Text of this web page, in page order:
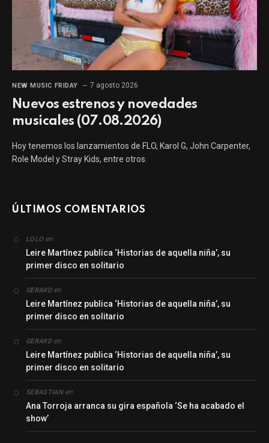
NEW MUSIC FRIDAY 7 agosto 2026
Nuevos estrenos y novedades
musicales (07.08.2026)
Hoy tenemos los lanzamientos de FLO, Karol G, John Carpenter,
Role Model y Stray Kids, entre otros.
ÚLTIMOS COMENTARIOS
LOLO en
Leire Martínez publica ‘Historias de aquella niña’, su
primer disco en solitario
GERARDen
Leire Martínez publica ‘Historias de aquella niña’, su
primer disco en solitario
GERARDen
Leire Martínez publica ‘Historias de aquella niña’, su
primer disco en solitario
SEBASTIANen
Ana Torroja arranca su gira española ‘Se ha acabado el
show’